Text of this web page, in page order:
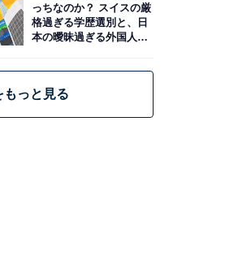
っちなのか？ スイスの厳
格過ぎる学歴選別と、日
本の曖昧過ぎる外国人政
もっと見る